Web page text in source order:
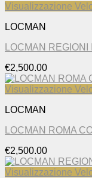
Visualizzazione
LOCMAN
LOCMAN
€2,500.00
Visualizzazione
LOCMAN
LOCMAN ROMA
€2,500.00
Visualizzazione